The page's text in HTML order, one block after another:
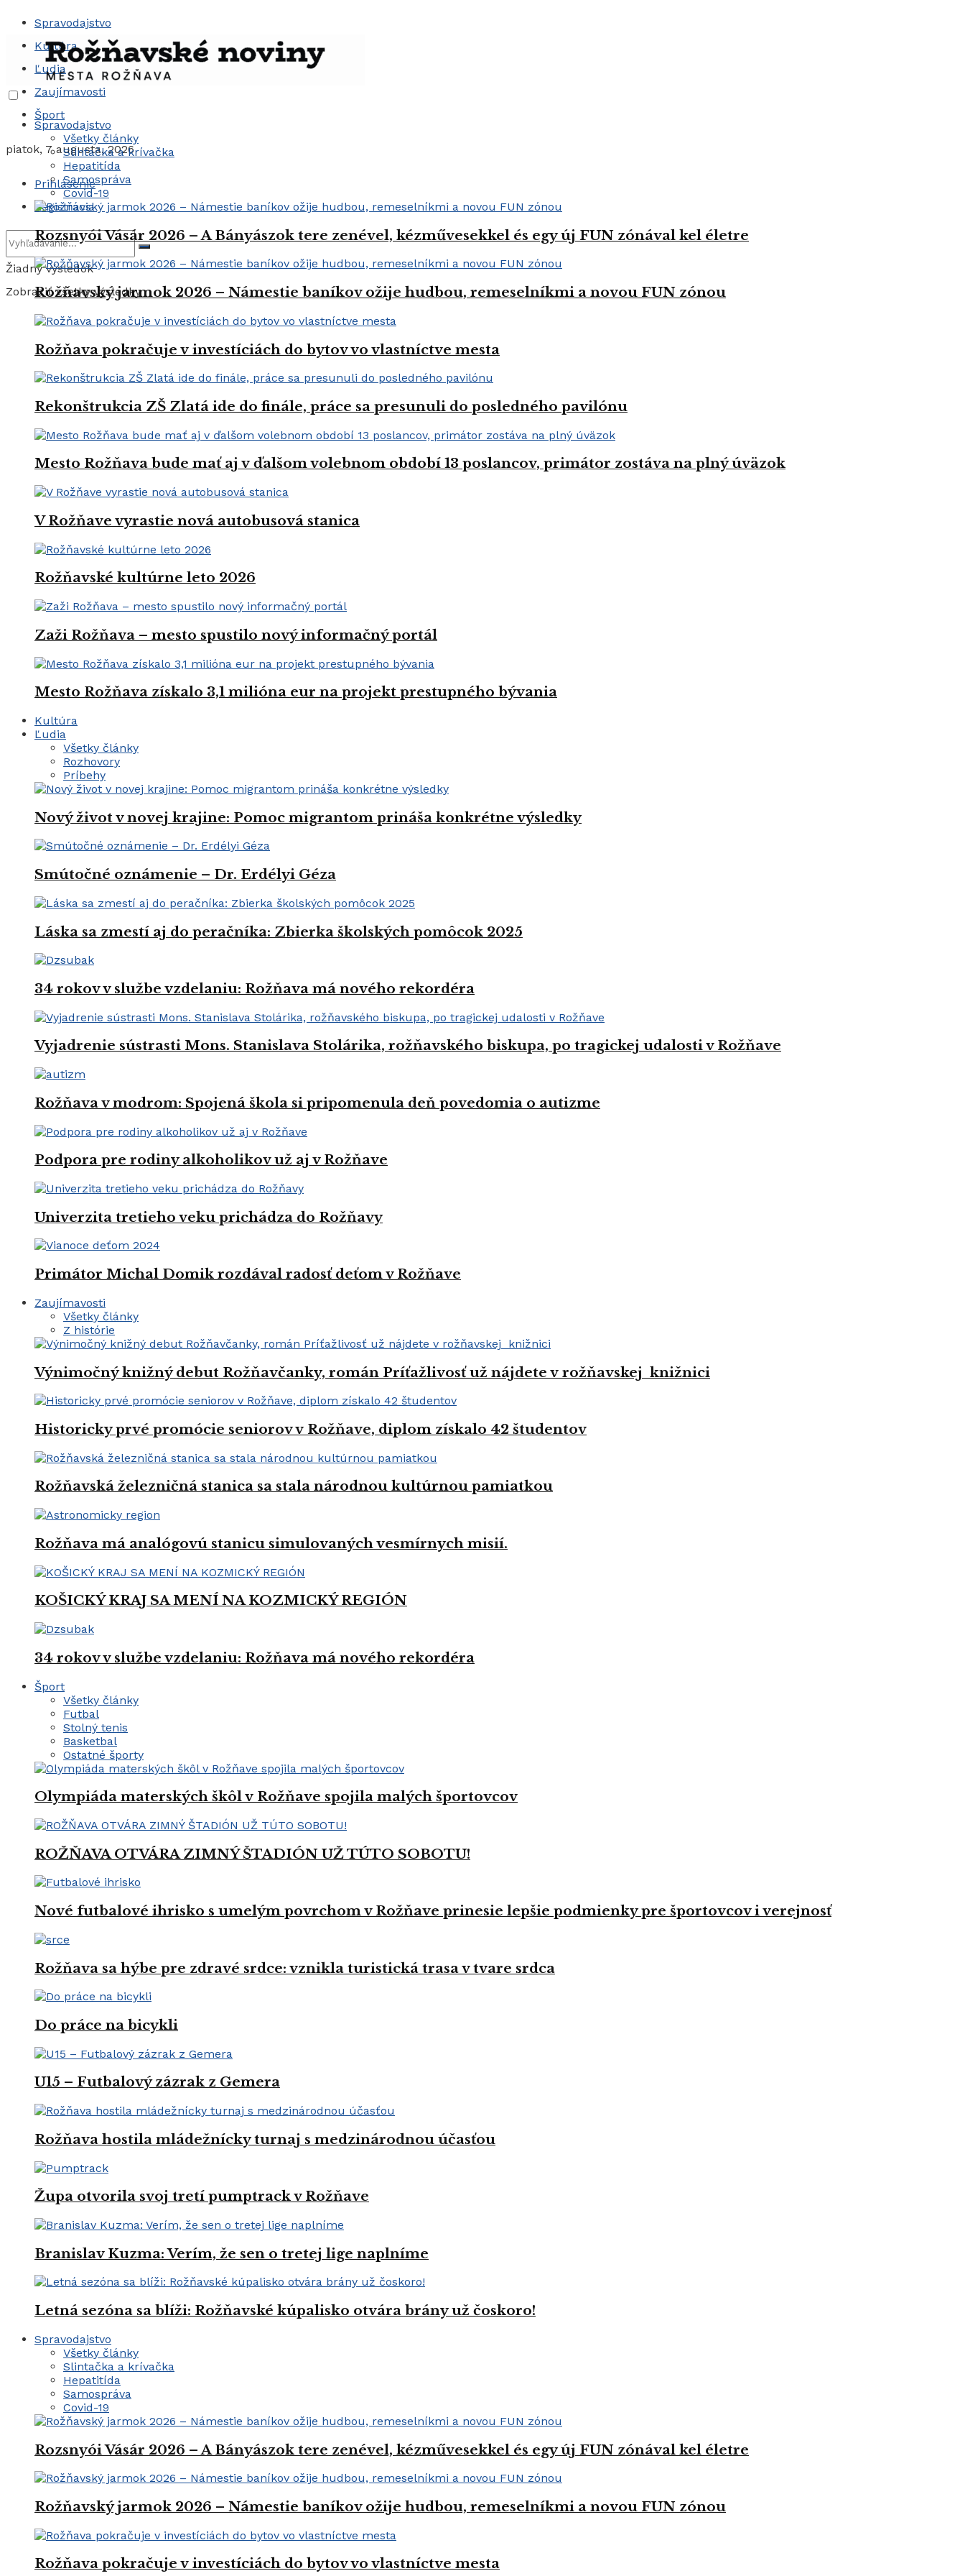
Spravodajstvo
Kultúra
Ľudia
Zaujímavosti
Šport
piatok, 7 augusta, 2026
Prihlásenie
Registrácia
Žiadny výsledok
Zobraziť všetky výsledky
Spravodajstvo
Všetky články
Slintačka a krívačka
Hepatitída
Samospráva
Covid-19
Rozsnyói Vásár 2026 – A Bányászok tere zenével, kézművesekkel és egy új FUN zónával kel életre
Rožňavský jarmok 2026 – Námestie baníkov ožije hudbou, remeselníkmi a novou FUN zónou
Rožňava pokračuje v investíciách do bytov vo vlastníctve mesta
Rekonštrukcia ZŠ Zlatá ide do finále, práce sa presunuli do posledného pavilónu
Mesto Rožňava bude mať aj v ďalšom volebnom období 13 poslancov, primátor zostáva na plný úväzok
V Rožňave vyrastie nová autobusová stanica
Rožňavské kultúrne leto 2026
Zaži Rožňava – mesto spustilo nový informačný portál
Mesto Rožňava získalo 3,1 milióna eur na projekt prestupného bývania
Kultúra
Ľudia
Všetky články
Rozhovory
Príbehy
Nový život v novej krajine: Pomoc migrantom prináša konkrétne výsledky
Smútočné oznámenie – Dr. Erdélyi Géza
Láska sa zmestí aj do peračníka: Zbierka školských pomôcok 2025
34 rokov v službe vzdelaniu: Rožňava má nového rekordéra
Vyjadrenie sústrasti Mons. Stanislava Stolárika, rožňavského biskupa, po tragickej udalosti v Rožňave
Rožňava v modrom: Spojená škola si pripomenula deň povedomia o autizme
Podpora pre rodiny alkoholikov už aj v Rožňave
Univerzita tretieho veku prichádza do Rožňavy
Primátor Michal Domik rozdával radosť deťom v Rožňave
Zaujímavosti
Všetky články
Z histórie
Výnimočný knižný debut Rožňavčanky, román Príťažlivosť už nájdete v rožňavskej knižnici
Historicky prvé promócie seniorov v Rožňave, diplom získalo 42 študentov
Rožňavská železničná stanica sa stala národnou kultúrnou pamiatkou
Rožňava má analógovú stanicu simulovaných vesmírnych misií.
KOŠICKÝ KRAJ SA MENÍ NA KOZMICKÝ REGIÓN
34 rokov v službe vzdelaniu: Rožňava má nového rekordéra
Šport
Všetky články
Futbal
Stolný tenis
Basketbal
Ostatné športy
Olympiáda materských škôl v Rožňave spojila malých športovcov
ROŽŇAVA OTVÁRA ZIMNÝ ŠTADIÓN UŽ TÚTO SOBOTU!
Nové futbalové ihrisko s umelým povrchom v Rožňave prinesie lepšie podmienky pre športovcov i verejnosť
Rožňava sa hýbe pre zdravé srdce: vznikla turistická trasa v tvare srdca
Do práce na bicykli
U15 – Futbalový zázrak z Gemera
Rožňava hostila mládežnícky turnaj s medzinárodnou účasťou
Župa otvorila svoj tretí pumptrack v Rožňave
Branislav Kuzma: Verím, že sen o tretej lige naplníme
Letná sezóna sa blíži: Rožňavské kúpalisko otvára brány už čoskoro!
Spravodajstvo
Všetky články
Slintačka a krívačka
Hepatitída
Samospráva
Covid-19
Rozsnyói Vásár 2026 – A Bányászok tere zenével, kézművesekkel és egy új FUN zónával kel életre
Rožňavský jarmok 2026 – Námestie baníkov ožije hudbou, remeselníkmi a novou FUN zónou
Rožňava pokračuje v investíciách do bytov vo vlastníctve mesta